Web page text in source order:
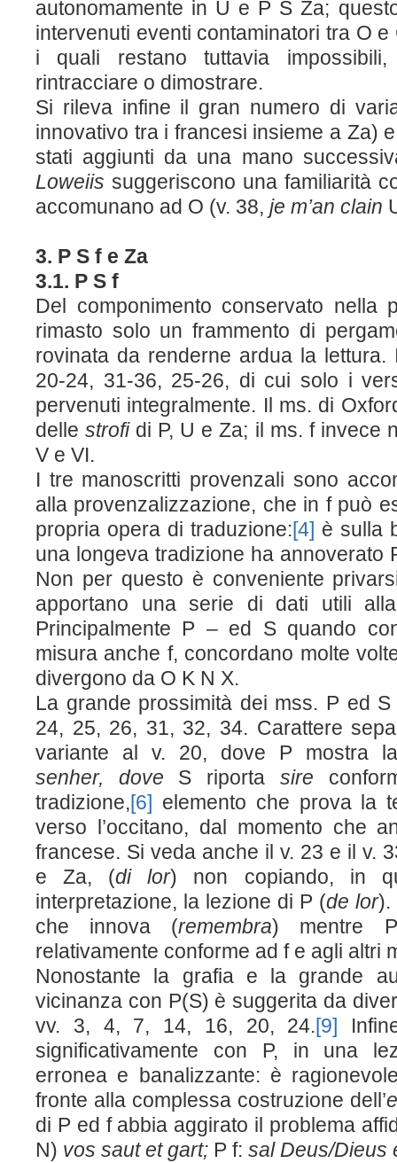
autonomamente in U e P S Za;
intervenuti eventi contaminatori tra O
i quali restano tuttavia
rintracciare o dimostrare.
Si rileva infine il gran numero di
innovativo tra i francesi insieme a Za)
stati aggiunti da una mano
Loweiis suggeriscono una familiarità
accomunano ad O (v. 38, je m’an clain
3. P S f e Za
3.1. P S f
Del componimento conservato
rimasto solo un frammento di
rovinata da renderne ardua la lettura.
20-24, 31-36, 25-26, di cui solo i
pervenuti integralmente. Il ms. di
dellestrofi di P, U e Za; il ms. f invece
V e VI.
I tre manoscritti provenzali sono
alla provenzalizzazione, che in f può
propria opera di traduzione:[4] è sulla
una longeva tradizione ha annoverato
Non per questo è conveniente
apportano una serie di dati utili
Principalmente P – ed S quando
misura anche f, concordano molte
divergono da O K N X.
La grande prossimità dei mss. P ed
24, 25, 26, 31, 32, 34. Carattere
variante al v. 20, dove P mostra la
senher, dove S riporta sire
tradizione,[6] elemento che prova la
verso l’occitano, dal momento che
francese. Si veda anche il v. 23 e il v.
e Za, (di lor) non copiando, in
interpretazione, la lezione di P (de lor).
che innova (remembra) mentre
relativamente conforme ad f e agli altri
Nonostante la grafia e la grande
vicinanza con P(S) è suggerita da
vv. 3, 4, 7, 14, 16, 20, 24.[9]
significativamente con P, in una
erronea e banalizzante: è
fronte alla complessa costruzione dell’
di P ed f abbia aggirato il problema
N) vos saut et gart; P f: sal Deus/Dieus